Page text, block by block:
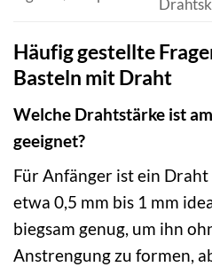
Häufig gestellte
Basteln mit Draht
Welche Drahtstärke ist
geeignet?
Für Anfänger ist ein
etwa 0,5 mm bis 1 mm
biegsam genug, um ihn
Anstrengung zu formen,